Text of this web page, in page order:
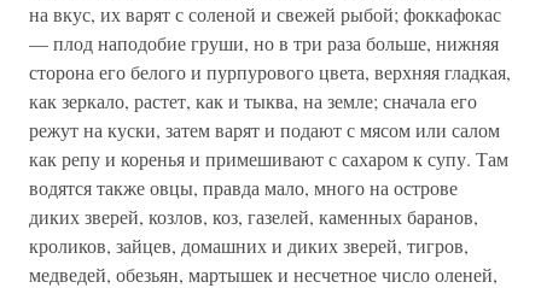
на вкус, их варят с соленой и свежей рыбой; фоккафокас
— плод наподобие груши, но в три раза больше, нижняя
сторона его белого и пурпурового цвета, верхняя гладкая,
как зеркало, растет, как и тыква, на земле; сначала его
режут на куски, затем варят и подают с мясом или салом
как репу и коренья и примешивают с сахаром к супу. Там
водятся также овцы, правда мало, много на острове
диких зверей, козлов, коз, газелей, каменных баранов,
кроликов, зайцев, домашних и диких зверей, тигров,
медведей, обезьян, мартышек и несчетное число оленей,